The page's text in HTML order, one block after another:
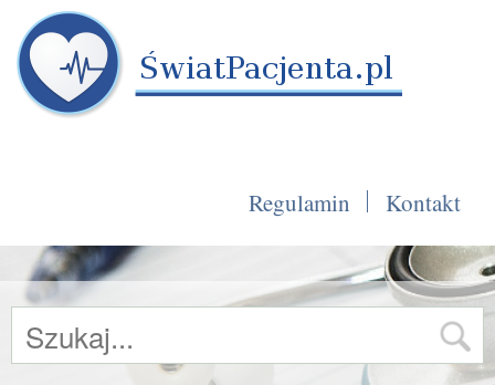
Regulamin Kontakt